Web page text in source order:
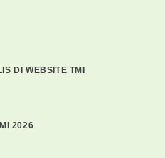
DI WEBSITE TMI
2026